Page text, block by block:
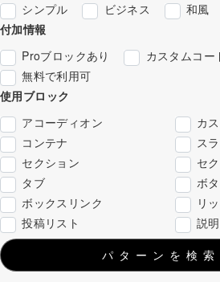
シンプル
ビジネス
和風
付加情報
Proブロックあり
カスタムコー
無料で利用可
使用ブロック
アコーディオン
カ
コンテナ
ス
セクション
セ
タブ
ボ
ボックスリンク
リ
投稿リスト
説
パターンを検索